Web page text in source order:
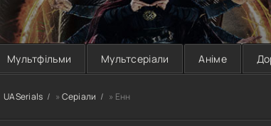
Мультфільми Мультсеріали Аніме
UASerials » Серіали » Енн